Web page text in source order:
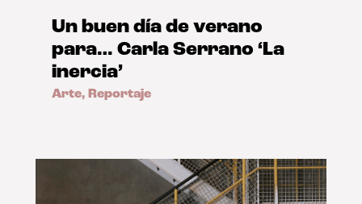
Un buen día de verano
para… Carla Serrano ‘La
inercia’
Arte, Reportaje